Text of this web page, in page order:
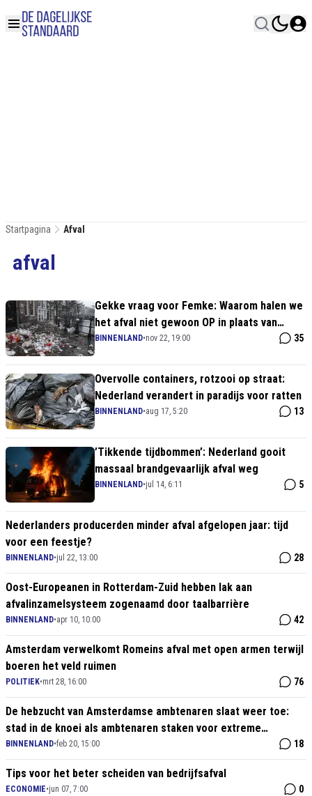
Startpagina Afval
afval
Gekke vraag voor Femke: Waarom halen we
het afval niet gewoon OP in plaats van
burgers te beboeten? (Stad is smerig)
BINNENLAND•nov 22, 19:00 35
Overvolle containers, rotzooi op straat:
Nederland verandert in paradijs voor ratten
BINNENLAND•aug 17, 5:20 13
’Tikkende tijdbommen’: Nederland gooit
massaal brandgevaarlijk afval weg
BINNENLAND•jul 14, 6:11 5
Nederlanders producerden minder afval afgelopen jaar: tijd
voor een feestje?
BINNENLAND•jul 22, 13:00 28
Oost-Europeanen in Rotterdam-Zuid hebben lak aan
afvalinzamelsysteem zogenaamd door taalbarrière
BINNENLAND•apr 10, 10:00 42
Amsterdam verwelkomt Romeins afval met open armen terwijl
boeren het veld ruimen
POLITIEK•mrt 28, 16:00 76
De hebzucht van Amsterdamse ambtenaren slaat weer toe:
stad in de knoei als ambtenaren staken voor extreme
loonsverhoging
BINNENLAND•feb 20, 15:00 18
Tips voor het beter scheiden van bedrijfsafval
ECONOMIE•jun 07, 7:00 0